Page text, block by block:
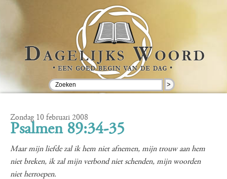
>
Zondag 10 februari 2008
Psalmen 89:34-35
Maar mijn liefde zal ik hem niet afnemen, mijn trouw aan hem
niet breken, ik zal mijn verbond niet schenden, mijn woorden
niet herroepen.